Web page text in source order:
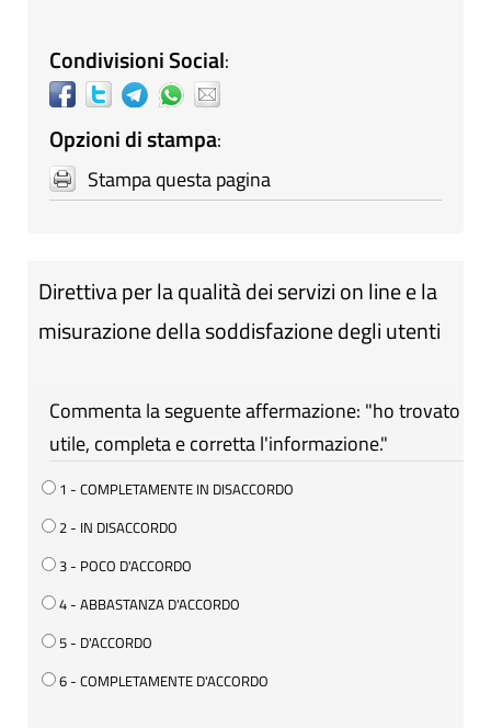
Condivisioni Social:
Opzioni di stampa:
Stampa questa pagina
Direttiva per la qualità dei servizi on line e la
misurazione della soddisfazione degli utenti
Commenta la seguente affermazione: "ho trovato
utile, completa e corretta l'informazione."
1 - COMPLETAMENTE IN DISACCORDO
2 - IN DISACCORDO
3 - POCO D'ACCORDO
4 - ABBASTANZA D'ACCORDO
5 - D'ACCORDO
6 - COMPLETAMENTE D'ACCORDO